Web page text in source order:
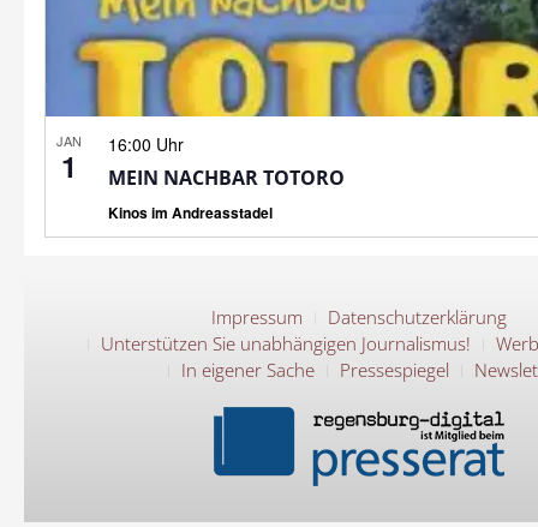
JAN
1
16:00 Uhr
MEIN NACHBAR TOTORO
Kinos im Andreasstadel
Impressum
Datenschutzerklärung
Unterstützen Sie unabhängigen Journalismus!
In eigener Sache
Pressespiegel